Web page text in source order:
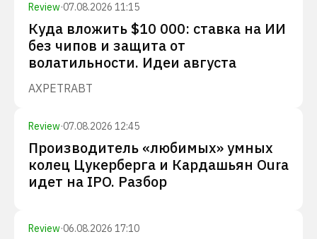
Review·07.08.2026 11:15
Куда вложить $10 000: ставка на ИИ
без чипов и защита от
волатильности. Идеи августа
AXPETRABT
Review·07.08.2026 12:45
Производитель «любимых» умных
колец Цукерберга и Кардашьян Oura
идет на IPO. Разбор
Review·06.08.2026 17:10